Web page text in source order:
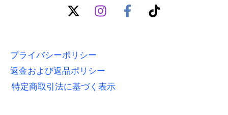
プライバシーポリシー
返金および返品ポリシー
特定商取引法に基づく表示